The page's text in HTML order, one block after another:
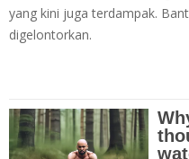
yang kini juga terdampak.
digelontorkan.